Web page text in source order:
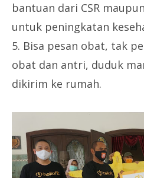
bantuan dari CSR
untuk peningkatan
5. Bisa pesan obat, tak
obat dan antri, duduk
dikirim ke rumah.